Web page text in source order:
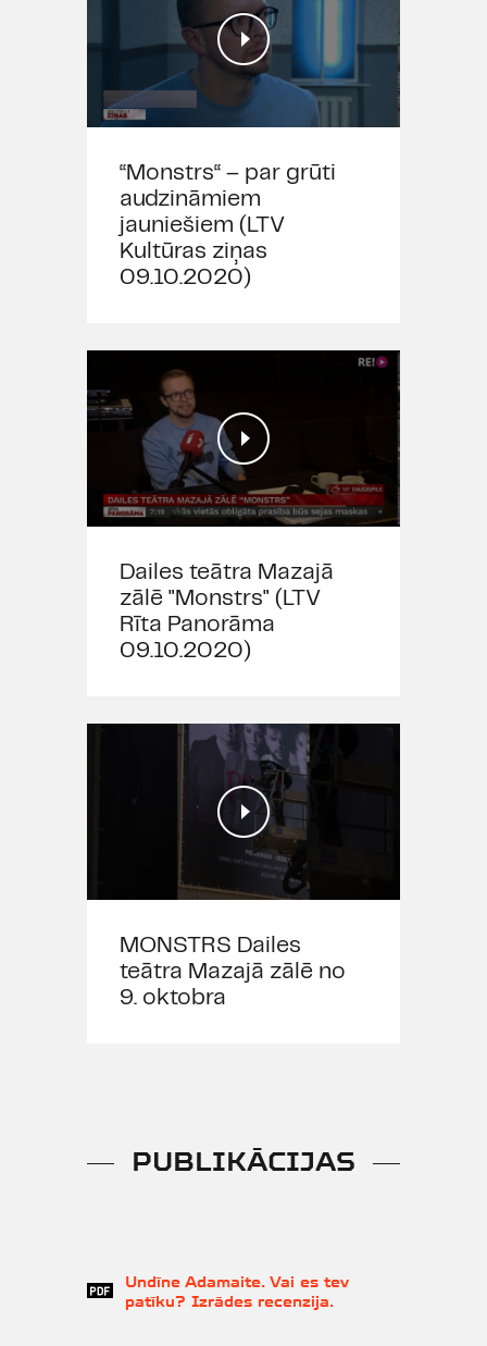
“Monstrs“ – par grūti
audzināmiem
jauniešiem (LTV
Kultūras ziņas
09.10.2020)
Dailes teātra Mazajā
zālē "Monstrs" (LTV
Rīta Panorāma
09.10.2020)
MONSTRS Dailes
teātra Mazajā zālē no
9. oktobra
PUBLIKĀCIJAS
Undīne Adamaite. Vai es tev
patīku? Izrādes recenzija.